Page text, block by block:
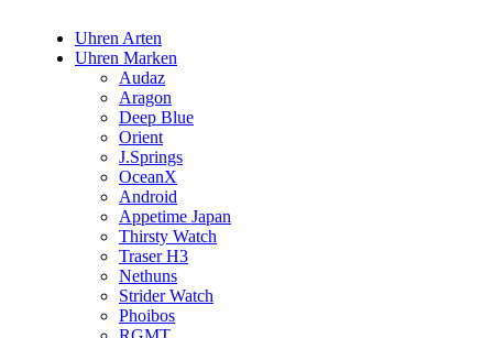
Uhren Arten
Uhren Marken
Audaz
Aragon
Deep Blue
Orient
J.Springs
OceanX
Android
Appetime Japan
Thirsty Watch
Traser H3
Nethuns
Strider Watch
Phoibos